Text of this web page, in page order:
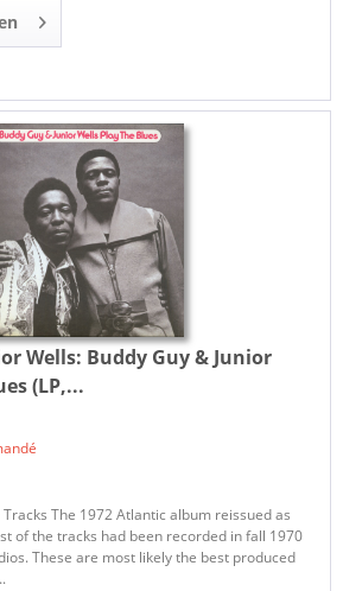
Wells: Buddy Guy & Junior
(LP,...
The 1972 Atlantic album reissued as
of the tracks had been recorded in fall 1970
These are most likely the best produced